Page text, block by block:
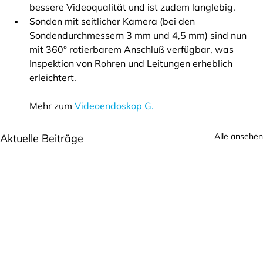
bessere Videoqualität und ist zudem langlebig.
Sonden mit seitlicher Kamera (bei den
Sondendurchmessern 3 mm und 4,5 mm) sind nun
mit 360° rotierbarem Anschluß verfügbar, was
Inspektion von Rohren und Leitungen erheblich
erleichtert.
Mehr zum Videoendoskop G.
Aktuelle Beiträge Alle ansehen